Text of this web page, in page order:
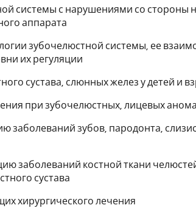
системы с нарушениями со стороны
аппарата
зубочелюстной системы, ее
их регуляции
сустава, слюнных желез у детей и
при зубочелюстных, лицевых
заболеваний зубов, пародонта,
заболеваний костной ткани
сустава
хирургического лечения